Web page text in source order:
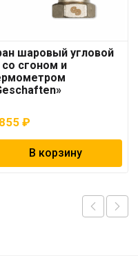
шаровый угловой
со сгоном и
₽
В корзину